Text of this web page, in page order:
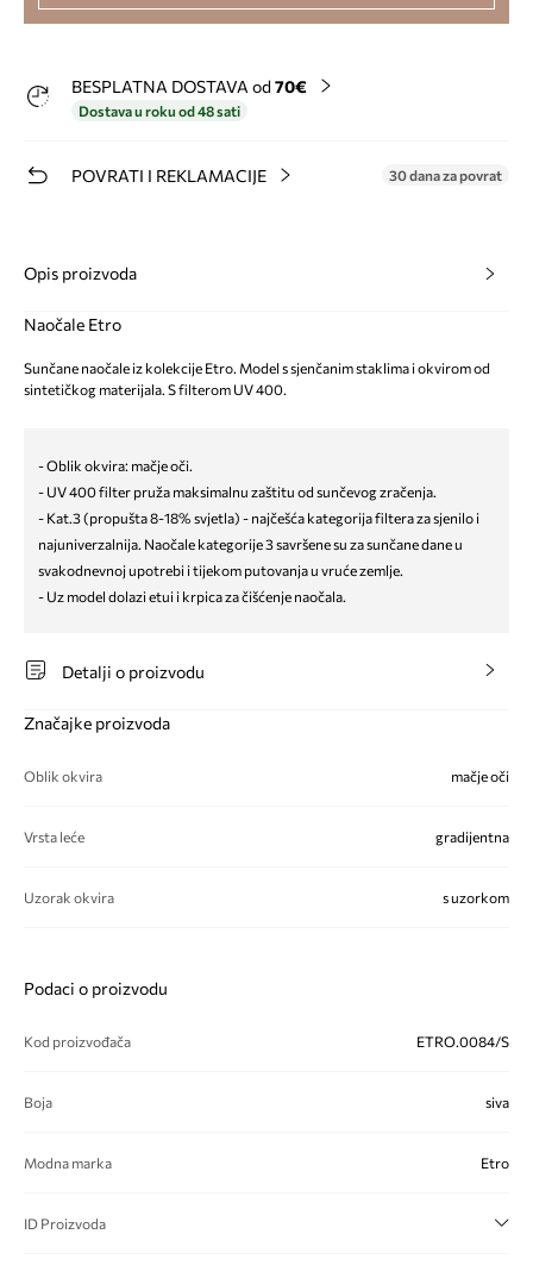
BESPLATNA DOSTAVA od 70€
Dostava u roku od 48 sati
POVRATI I REKLAMACIJE 30 dana za povrat
Opis proizvoda
Naočale Etro
Sunčane naočale iz kolekcije Etro. Model s sjenčanim staklima i okvirom od
sintetičkog materijala. S filterom UV 400.
- Oblik okvira: mačje oči.
- UV 400 filter pruža maksimalnu zaštitu od sunčevog zračenja.
- Kat.3 (propušta 8-18% svjetla) - najčešća kategorija filtera za sjenilo i
najuniverzalnija. Naočale kategorije 3 savršene su za sunčane dane u
svakodnevnoj upotrebi i tijekom putovanja u vruće zemlje.
- Uz model dolazi etui i krpica za čišćenje naočala.
Detalji o proizvodu
Značajke proizvoda
Oblik okvira mačje oči
Vrsta leće gradijentna
Uzorak okvira s uzorkom
Podaci o proizvodu
Kod proizvođača ETRO.0084/S
Boja siva
Modna marka Etro
ID Proizvoda